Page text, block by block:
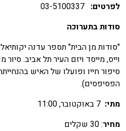
03-5100337
בתערוכה
מן הבית" תספר עדנה
מייסד ויזם העיר תל אביב. סיור
חייו ופועלו של האיש
7 באוקטובר, 11:00
: 30 שקלים